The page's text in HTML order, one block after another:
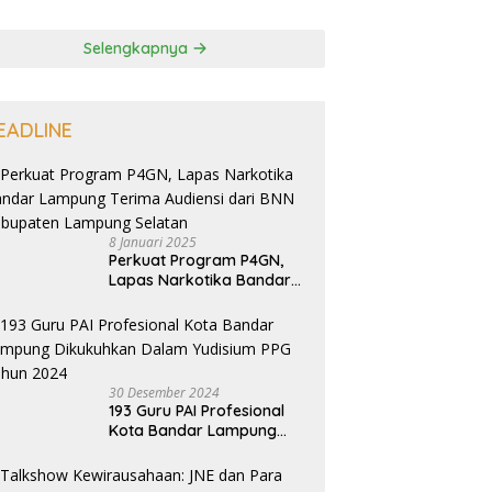
Selengkapnya
8 Januari 2025
Perkuat Program P4GN,
Lapas Narkotika Bandar
dari BNN Kabupaten
Lampung Selatan
30 Desember 2024
193 Guru PAI Profesional
Kota Bandar Lampung
Yudisium PPG Tahun 2024